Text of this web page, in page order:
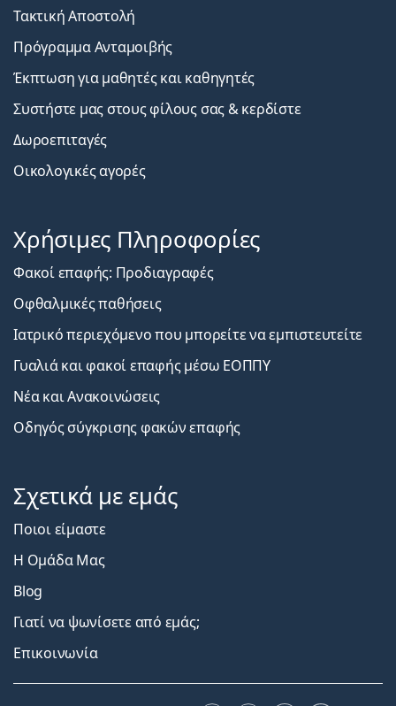
Τακτική Αποστολή
Πρόγραμμα Ανταμοιβής
Έκπτωση για μαθητές και καθηγητές
Συστήστε μας στους φίλους σας & κερδίστε
Δωροεπιταγές
Οικολογικές αγορές
Χρήσιμες Πληροφορίες
Φακοί επαφής: Προδιαγραφές
Οφθαλμικές παθήσεις
Ιατρικό περιεχόμενο που μπορείτε να εμπιστευτείτε
Γυαλιά και φακοί επαφής μέσω ΕΟΠΠΥ
Νέα και Ανακοινώσεις
Οδηγός σύγκρισης φακών επαφής
Σχετικά με εμάς
Ποιοι είμαστε
Η Ομάδα Μας
Blog
Γιατί να ψωνίσετε από εμάς;
Επικοινωνία